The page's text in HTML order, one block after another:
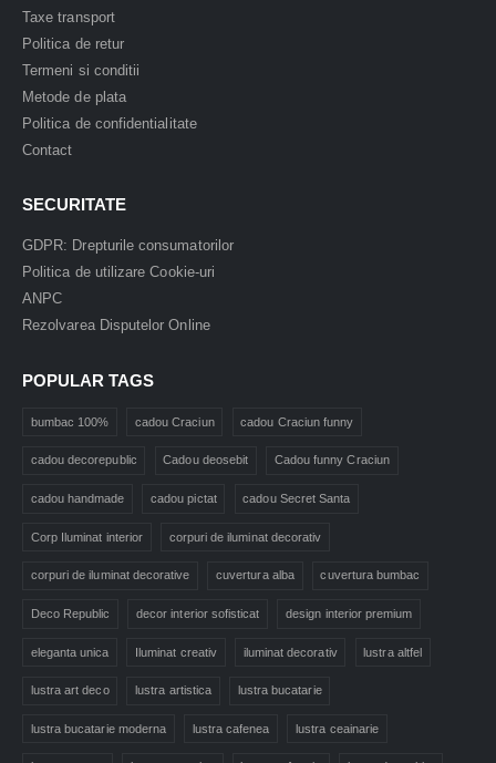
Taxe transport
Politica de retur
Termeni si conditii
Metode de plata
Politica de confidentialitate
Contact
SECURITATE
GDPR: Drepturile consumatorilor
Politica de utilizare Cookie-uri
ANPC
Rezolvarea Disputelor Online
POPULAR TAGS
bumbac 100% cadou Craciun cadou Craciun funny
cadou decorepublic Cadou deosebit Cadou funny Craciun
cadou handmade cadou pictat cadou Secret Santa
Corp Iluminat interior corpuri de iluminat decorativ
corpuri de iluminat decorative cuvertura alba cuvertura bumbac
Deco Republic decor interior sofisticat design interior premium
eleganta unica Iluminat creativ iluminat decorativ lustra altfel
lustra art deco lustra artistica lustra bucatarie
lustra bucatarie moderna lustra cafenea lustra ceainarie